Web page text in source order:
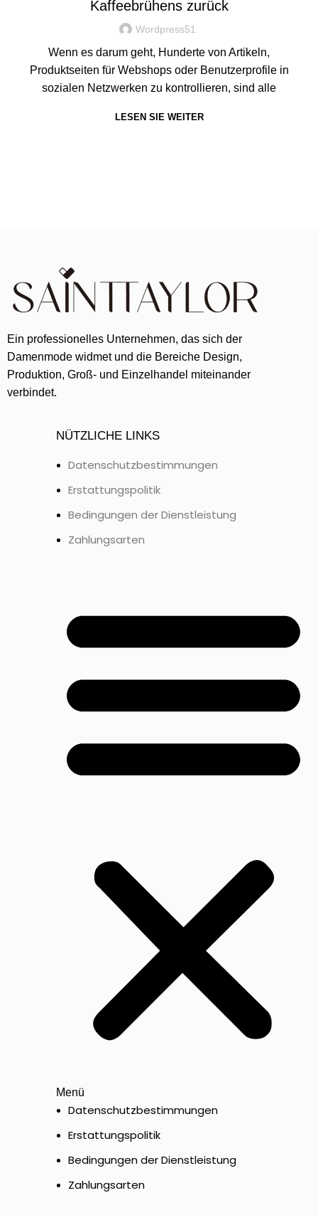
Kaffeebrühens zurück
Wordpress51
Wenn es darum geht, Hunderte von Artikeln,
Produktseiten für Webshops oder Benutzerprofile in
sozialen Netzwerken zu kontrollieren, sind alle
LESEN SIE WEITER
Ein professionelles Unternehmen, das sich der
Damenmode widmet und die Bereiche Design,
Produktion, Groß- und Einzelhandel miteinander
verbindet.
NÜTZLICHE LINKS
Datenschutzbestimmungen
Erstattungspolitik
Bedingungen der Dienstleistung
Zahlungsarten
Menü
Datenschutzbestimmungen
Erstattungspolitik
Bedingungen der Dienstleistung
Zahlungsarten